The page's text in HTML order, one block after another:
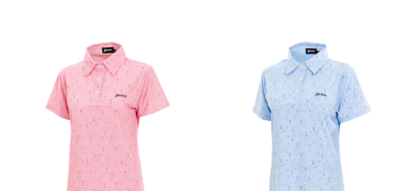
7-11取貨付款
每筆NT$60
每筆NT$250